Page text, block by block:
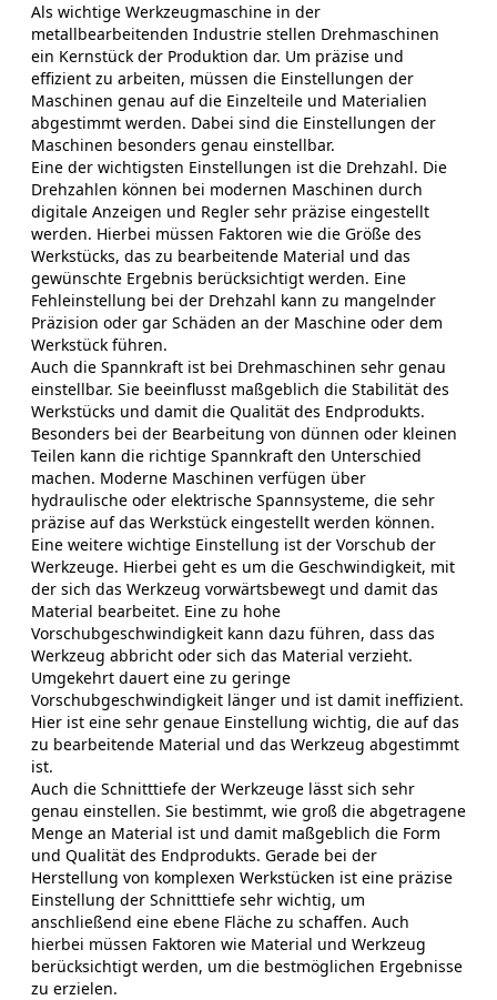
Als wichtige Werkzeugmaschine in der
metallbearbeitenden Industrie stellen Drehmaschinen
ein Kernstück der Produktion dar. Um präzise und
effizient zu arbeiten, müssen die Einstellungen der
Maschinen genau auf die Einzelteile und Materialien
abgestimmt werden. Dabei sind die Einstellungen der
Maschinen besonders genau einstellbar.
Eine der wichtigsten Einstellungen ist die Drehzahl. Die
Drehzahlen können bei modernen Maschinen durch
digitale Anzeigen und Regler sehr präzise eingestellt
werden. Hierbei müssen Faktoren wie die Größe des
Werkstücks, das zu bearbeitende Material und das
gewünschte Ergebnis berücksichtigt werden. Eine
Fehleinstellung bei der Drehzahl kann zu mangelnder
Präzision oder gar Schäden an der Maschine oder dem
Werkstück führen.
Auch die Spannkraft ist bei Drehmaschinen sehr genau
einstellbar. Sie beeinflusst maßgeblich die Stabilität des
Werkstücks und damit die Qualität des Endprodukts.
Besonders bei der Bearbeitung von dünnen oder kleinen
Teilen kann die richtige Spannkraft den Unterschied
machen. Moderne Maschinen verfügen über
hydraulische oder elektrische Spannsysteme, die sehr
präzise auf das Werkstück eingestellt werden können.
Eine weitere wichtige Einstellung ist der Vorschub der
Werkzeuge. Hierbei geht es um die Geschwindigkeit, mit
der sich das Werkzeug vorwärtsbewegt und damit das
Material bearbeitet. Eine zu hohe
Vorschubgeschwindigkeit kann dazu führen, dass das
Werkzeug abbricht oder sich das Material verzieht.
Umgekehrt dauert eine zu geringe
Vorschubgeschwindigkeit länger und ist damit ineffizient.
Hier ist eine sehr genaue Einstellung wichtig, die auf das
zu bearbeitende Material und das Werkzeug abgestimmt
ist.
Auch die Schnitttiefe der Werkzeuge lässt sich sehr
genau einstellen. Sie bestimmt, wie groß die abgetragene
Menge an Material ist und damit maßgeblich die Form
und Qualität des Endprodukts. Gerade bei der
Herstellung von komplexen Werkstücken ist eine präzise
Einstellung der Schnitttiefe sehr wichtig, um
anschließend eine ebene Fläche zu schaffen. Auch
hierbei müssen Faktoren wie Material und Werkzeug
berücksichtigt werden, um die bestmöglichen Ergebnisse
zu erzielen.